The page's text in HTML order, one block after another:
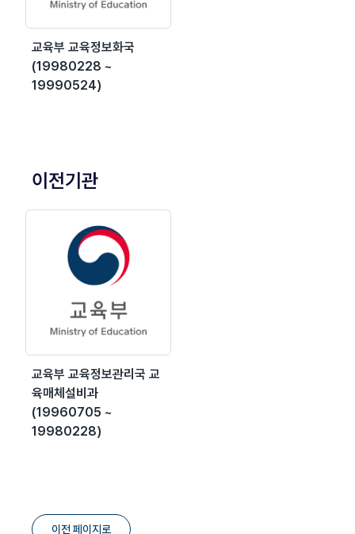
교육부 교육정보화국
(19980228 ~
19990524)
이전기관
교육부 교육정보관리국 교
육매체설비과
(19960705 ~
19980228)
이전 페이지로